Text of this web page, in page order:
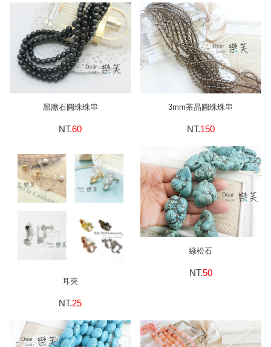
黑膽石圓珠珠串
NT.60
3mm茶晶圓珠珠串
NT.150
耳夾
NT.25
綠松石
NT.50